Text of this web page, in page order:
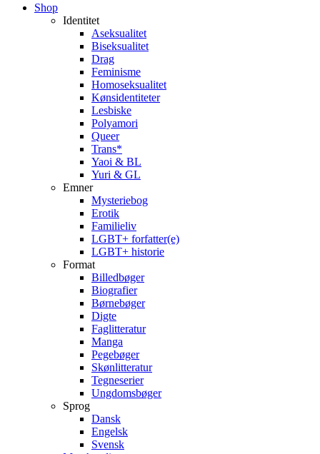
Close
Shop
Identitet
Aseksualitet
Biseksualitet
Drag
Feminisme
Homoseksualitet
Kønsidentiteter
Lesbiske
Polyamori
Queer
Trans*
Yaoi & BL
Yuri & GL
Emner
Mysteriebog
Erotik
Familieliv
LGBT+ forfatter(e)
LGBT+ historie
Format
Billedbøger
Biografier
Børnebøger
Digte
Faglitteratur
Manga
Pegebøger
Skønlitteratur
Tegneserier
Ungdomsbøger
Sprog
Dansk
Engelsk
Svensk